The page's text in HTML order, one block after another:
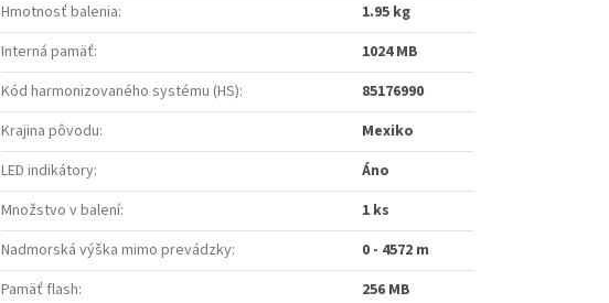
Hmotnosť balenia:
1.95 kg
Interná pamäť:
1024 MB
Kód harmonizovaného systému (HS):
85176990
Krajina pôvodu:
Mexiko
LED indikátory:
Áno
Množstvo v balení:
1 ks
Nadmorská výška mimo prevádzky:
0 - 4572 m
Pamäť flash:
256 MB